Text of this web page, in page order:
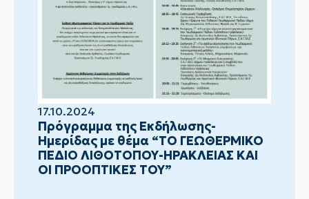
17.10.2024
Πρόγραμμα της Εκδήλωσης-
Ημερίδας με θέμα “ΤΟ ΓΕΩΘΕΡΜΙΚΟ
ΠΕΔΙΟ ΛΙΘΟΤΟΠΟΥ-ΗΡΑΚΛΕΙΑΣ ΚΑΙ
ΟΙ ΠΡΟΟΠΤΙΚΕΣ ΤΟΥ”